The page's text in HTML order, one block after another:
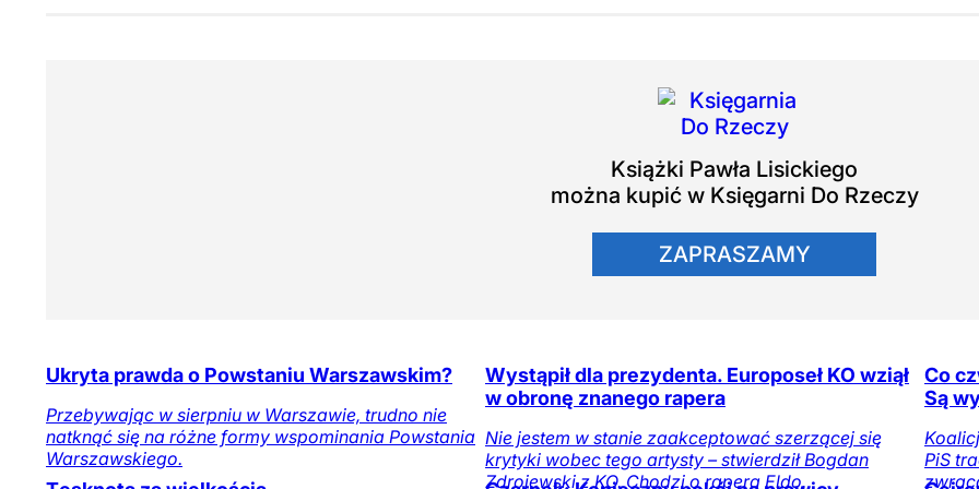
Książki Pawła Lisickiego
można kupić w Księgarni Do Rzeczy
ZAPRASZAMY
Ukryta prawda o Powstaniu Warszawskim?
Przebywając w sierpniu w Warszawie, trudno nie
natknąć się na różne formy wspominania Powstania
Warszawskiego.
Wystąpił dla prezydenta. Europoseł KO wziął
w obronę znanego rapera
Nie jestem w stanie zaakceptować szerzącej się
krytyki wobec tego artysty – stwierdził Bogdan
Zdrojewski z KO. Chodzi o rapera Eldo.
Co
Są
PiS